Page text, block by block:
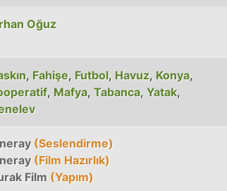
Oğuz
, Fahişe, Futbol, Havuz, Konya,
, Mafya, Tabanca, Yatak,
(Seslendirme)
(Film Hazırlık)
Film (Yapım)